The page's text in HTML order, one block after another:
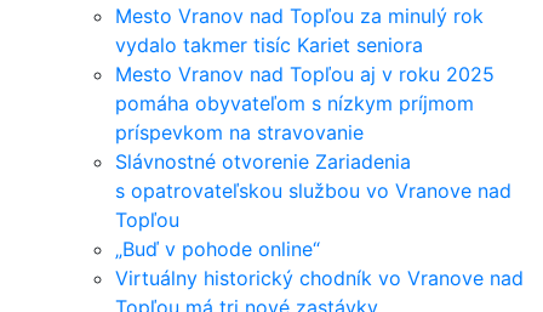
Mesto Vranov nad Topľou za minulý rok
vydalo takmer tisíc Kariet seniora
Mesto Vranov nad Topľou aj v roku 2025
pomáha obyvateľom s nízkym príjmom
príspevkom na stravovanie
Slávnostné otvorenie Zariadenia
s opatrovateľskou službou vo Vranove nad
Topľou
„Buď v pohode online“
Virtuálny historický chodník vo Vranove nad
Topľou má tri nové zastávky